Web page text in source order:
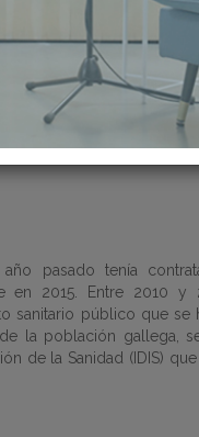
UN
pasado tenía
en 2015. Entre 2010
sanitario público que se
la población gallega,
de la Sanidad (IDIS)